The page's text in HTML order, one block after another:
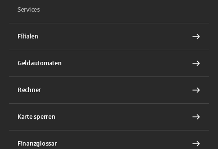
Services
Filialen
Geldautomaten
Rechner
Karte sperren
Finanzglossar